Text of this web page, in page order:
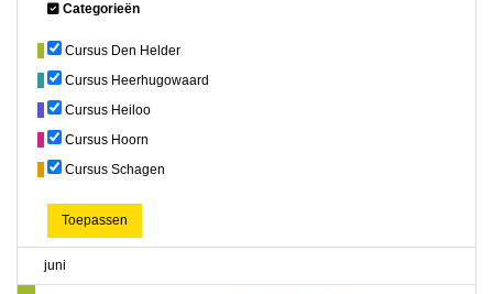
Categorieën
Cursus Den Helder
Cursus Heerhugowaard
Cursus Heiloo
Cursus Hoorn
Cursus Schagen
Toepassen
juni